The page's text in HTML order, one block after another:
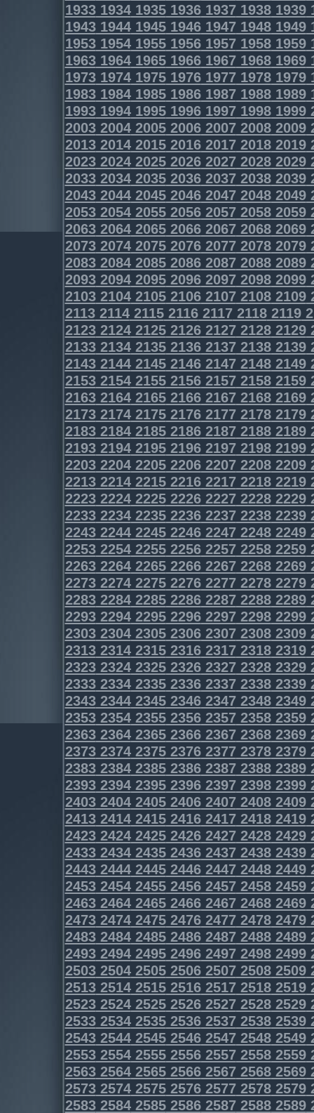
1933193419351936193719381939
1943194419451946194719481949
1953195419551956195719581959
1963196419651966196719681969
1973197419751976197719781979
1983198419851986198719881989
1993199419951996199719981999
2003200420052006200720082009
2013201420152016201720182019
2023202420252026202720282029
2033203420352036203720382039
2043204420452046204720482049
2053205420552056205720582059
2063206420652066206720682069
2073207420752076207720782079
2083208420852086208720882089
2093209420952096209720982099
2103210421052106210721082109
2113211421152116211721182119
2123212421252126212721282129
2133213421352136213721382139
2143214421452146214721482149
2153215421552156215721582159
2163216421652166216721682169
2173217421752176217721782179
2183218421852186218721882189
2193219421952196219721982199
2203220422052206220722082209
2213221422152216221722182219
2223222422252226222722282229
2233223422352236223722382239
2243224422452246224722482249
2253225422552256225722582259
2263226422652266226722682269
2273227422752276227722782279
2283228422852286228722882289
2293229422952296229722982299
2303230423052306230723082309
2313231423152316231723182319
2323232423252326232723282329
2333233423352336233723382339
2343234423452346234723482349
2353235423552356235723582359
2363236423652366236723682369
2373237423752376237723782379
2383238423852386238723882389
2393239423952396239723982399
2403240424052406240724082409
2413241424152416241724182419
2423242424252426242724282429
2433243424352436243724382439
2443244424452446244724482449
2453245424552456245724582459
2463246424652466246724682469
2473247424752476247724782479
2483248424852486248724882489
2493249424952496249724982499
2503250425052506250725082509
2513251425152516251725182519
2523252425252526252725282529
2533253425352536253725382539
2543254425452546254725482549
2553255425552556255725582559
2563256425652566256725682569
2573257425752576257725782579
2583258425852586258725882589